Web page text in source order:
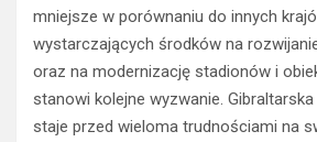
mniejsze w porównaniu do innych
wystarczających środków na
oraz na modernizację stadionów i
stanowi kolejne wyzwanie.
staje przed wieloma trudnościami na